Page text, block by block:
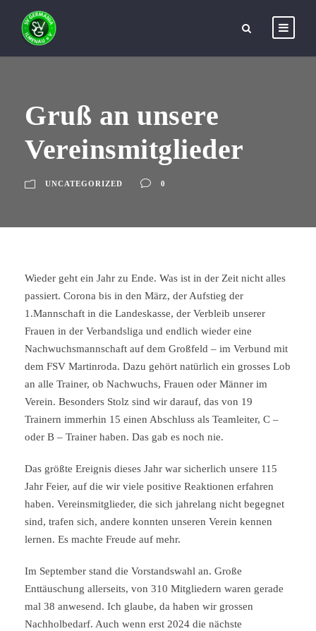
Gruß an unsere
Vereinsmitglieder
UNCATEGORIZED 0
Wieder geht ein Jahr zu Ende. Was ist in der Zeit nicht alles
passiert. Corona bis in den März, der Aufstieg der
1.Mannschaft in die Landeskasse, der Verbleib unserer
Frauen in der Verbandsliga und endlich wieder eine
Nachwuchsmannschaft auf dem Großfeld – im Verbund mit
dem FSV Martinroda. Dazu gehört natürlich ein grosses Lob
an alle Trainer, ob Nachwuchs, Frauen oder Männer im
Verein. Besonders Stolz sind wir darauf, das von 19
Trainern immerhin 15 einen Abschluss als Teamleiter, C –
oder B – Trainer haben. Das gab es noch nie.
Das größte Ereignis dieses Jahr war sicherlich unsere 115
Jahr Feier, auf die wir viele positive Reaktionen erfahren
haben. Vereinsmitglieder, die sich jahrelang nicht begegnet
sind, trafen sich, andere konnten unseren Verein kennen
lernen. Es machte Freude auf mehr.
Im September stand die Vorstandswahl an. Große
Enttäuschung allerseits, von 310 Mitgliedern waren gerade
mal 38 anwesend. Ich glaube, da haben wir grossen
Nachholbedarf. Auch wenn erst 2024 die nächste